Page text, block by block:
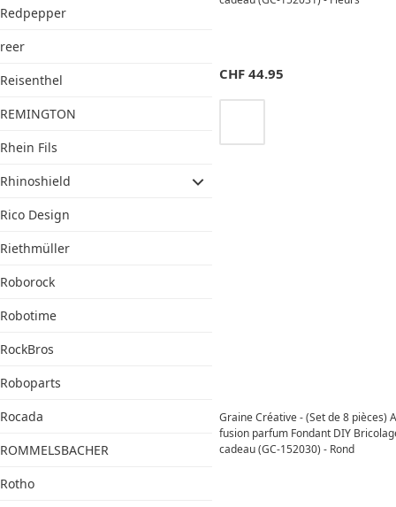
Redpepper
reer
Reisenthel
REMINGTON
Rhein Fils
Rhinoshield
Rico Design
Riethmüller
Roborock
Robotime
RockBros
Roboparts
Rocada
ROMMELSBACHER
Rotho
CHF 44.95
Graine Créative - (Set de 8 pièces)
fusion parfum Fondant DIY
cadeau (GC-152030) - Rond